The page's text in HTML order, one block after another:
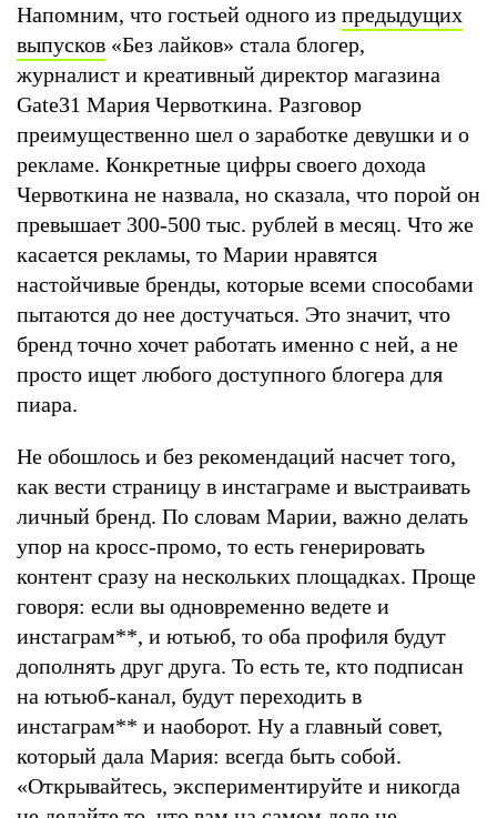
Напомним, что гостьей одного из предыдущих
выпусков «Без лайков» стала блогер,
журналист и креативный директор магазина
Gate31 Мария Червоткина. Разговор
преимущественно шел о заработке девушки и о
рекламе. Конкретные цифры своего дохода
Червоткина не назвала, но сказала, что порой он
превышает 300-500 тыс. рублей в месяц. Что же
касается рекламы, то Марии нравятся
настойчивые бренды, которые всеми способами
пытаются до нее достучаться. Это значит, что
бренд точно хочет работать именно с ней, а не
просто ищет любого доступного блогера для
пиара.
Не обошлось и без рекомендаций насчет того,
как вести страницу в инстаграме и выстраивать
личный бренд. По словам Марии, важно делать
упор на кросс-промо, то есть генерировать
контент сразу на нескольких площадках. Проще
говоря: если вы одновременно ведете и
инстаграм**, и ютьюб, то оба профиля будут
дополнять друг друга. То есть те, кто подписан
на ютьюб-канал, будут переходить в
инстаграм** и наоборот. Ну а главный совет,
который дала Мария: всегда быть собой.
«Открывайтесь, экспериментируйте и никогда